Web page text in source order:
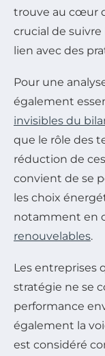
trouve au cœur
crucial de
lien avec des
Pour une
également
invisibles du
que le rôle des
réduction de
convient de se
les choix
notamment en
renouvelables.
Les entreprises
stratégie ne se
performance
également la
est considéré